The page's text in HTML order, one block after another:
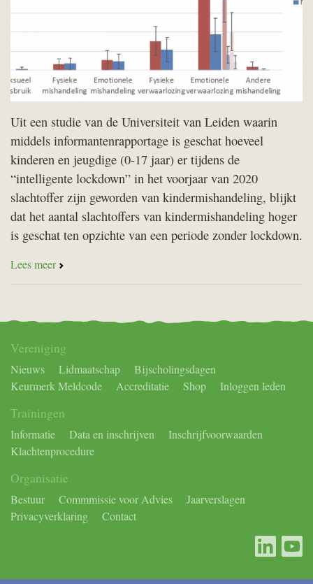
Uit een studie van de Universiteit van Leiden waarin
middels informantenrapportage is geschat hoeveel
kinderen en jeugdige (0-17 jaar) er tijdens de
“intelligente lockdown” in het voorjaar van 2020
slachtoffer zijn geworden van kindermishandeling, blijkt
dat het aantal slachtoffers van kindermishandeling hoger
is geschat ten opzichte van een periode zonder lockdown.
Lees meer
Vereniging
Nieuws Lidmaatschap
Bijscholingsdagen
Keurmerk Meldcode
Accreditatie Shop Inloggen leden
Trainingen
Informatie Data en inschrijven
Inschrijfvoorwaarden
Klachtenprocedure
Organisatie
Bestuur Commmissie voor Advies
Jaarverslagen
Privacyverklaring
Contact